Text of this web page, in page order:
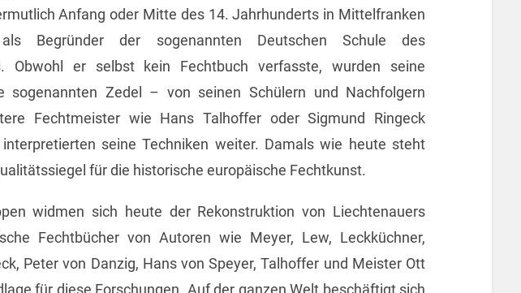
Anfang oder Mitte des 14. Jahrhunderts in Mittelfranken
Begründer der sogenannten Deutschen Schule des
Obwohl er selbst kein Fechtbuch verfasste, wurden seine
sogenannten Zedel – von seinen Schülern und Nachfolgern
Fechtmeister wie Hans Talhoffer oder Sigmund Ringeck
seine Techniken weiter. Damals wie heute steht
für die historische europäische Fechtkunst.
widmen sich heute der Rekonstruktion von Liechtenauers
Fechtbücher von Autoren wie Meyer, Lew, Leckküchner,
Peter von Danzig, Hans von Speyer, Talhoffer und Meister Ott